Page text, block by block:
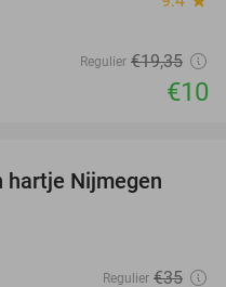
Regulier €19,35
€10
26%
hartje Nijmegen
Regulier €35